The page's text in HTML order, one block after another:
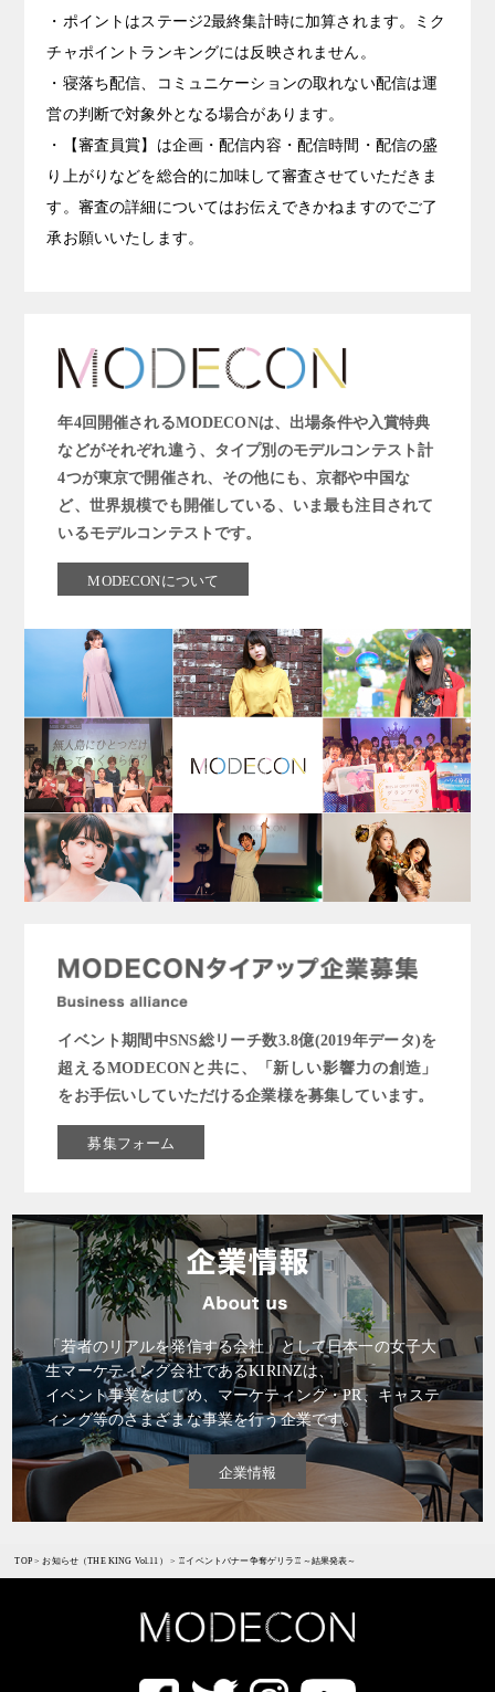
・ポイントはステージ2最終集計時に加算されます。ミク
チャポイントランキングには反映されません。
・寝落ち配信、コミュニケーションの取れない配信は運
営の判断で対象外となる場合があります。
・【審査員賞】は企画・配信内容・配信時間・配信の盛
り上がりなどを総合的に加味して審査させていただきま
す。審査の詳細についてはお伝えできかねますのでご了
承お願いいたします。
年4回開催されるMODECONは、出場条件や入賞特典
などがそれぞれ違う、タイプ別のモデルコンテスト計
4つが東京で開催され、その他にも、京都や中国な
ど、世界規模でも開催している、いま最も注目されて
いるモデルコンテストです。
MODECONについて
イベント期間中SNS総リーチ数3.8億(2019年データ)を
超えるMODECONと共に、「新しい影響力の創造」
をお手伝いしていただける企業様を募集しています。
募集フォーム
「若者のリアルを発信する会社」として日本一の女子大
生マーケティング会社であるKIRINZは、
イベント事業をはじめ、マーケティング・PR、キャステ
ィング等のさまざまな事業を行う企業です。
企業情報
TOP> お知らせ（THE KING Vol.11） > ♖イベントバナー争奪ゲリラ♖～結果発表～